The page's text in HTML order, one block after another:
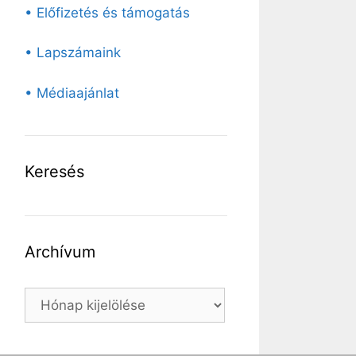
• Előfizetés és támogatás
• Lapszámaink
• Médiaajánlat
Keresés
Archívum
Archívum